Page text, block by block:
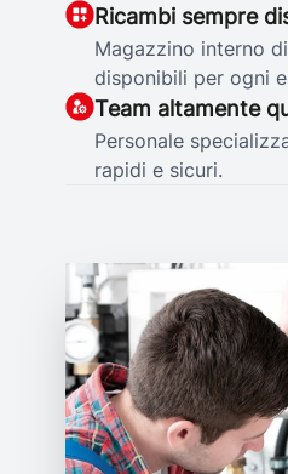
Ricambi sempre
Magazzino interno
disponibili per ogni
Team altamente
Personale
rapidi e sicuri.